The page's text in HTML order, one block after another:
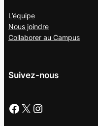
L’équipe
Nous joindre
Collaborer au Campus
Suivez-nous
Facebook X Instagram